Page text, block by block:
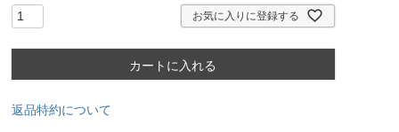
お気に入りに登録する
カートに入れる
返品特約について